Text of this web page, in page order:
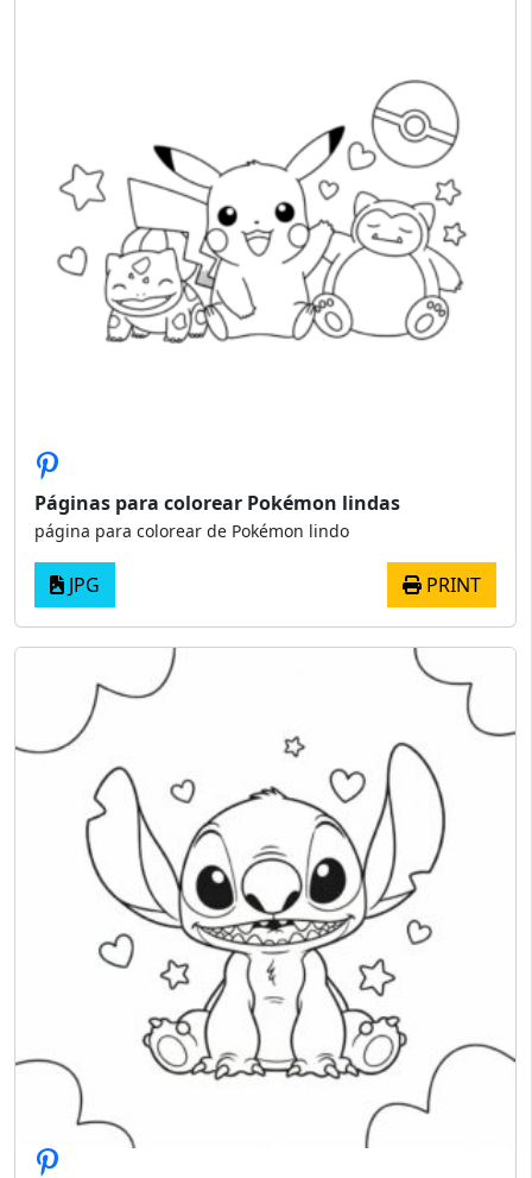
Páginas para colorear Pokémon lindas
página para colorear de Pokémon lindo
JPG PRINT